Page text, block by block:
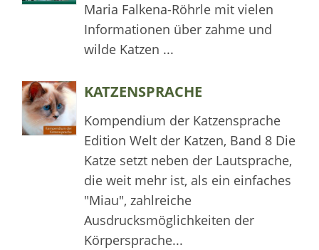
Maria Falkena-Röhrle mit vielen
Informationen über zahme und
wilde Katzen ...
KATZENSPRACHE
Kompendium der Katzensprache
Edition Welt der Katzen, Band 8 Die
Katze setzt neben der Lautsprache,
die weit mehr ist, als ein einfaches
"Miau", zahlreiche
Ausdrucksmöglichkeiten der
Körpersprache...